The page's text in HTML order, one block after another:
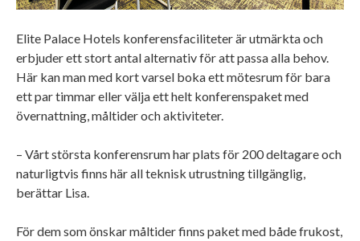
Elite Palace Hotels konferensfaciliteter är utmärkta och
erbjuder ett stort antal alternativ för att passa alla behov.
Här kan man med kort varsel boka ett mötesrum för bara
ett par timmar eller välja ett helt konferenspaket med
övernattning, måltider och aktiviteter.
– Vårt största konferensrum har plats för 200 deltagare och
naturligtvis finns här all teknisk utrustning tillgänglig,
berättar Lisa.
För dem som önskar måltider finns paket med både frukost,